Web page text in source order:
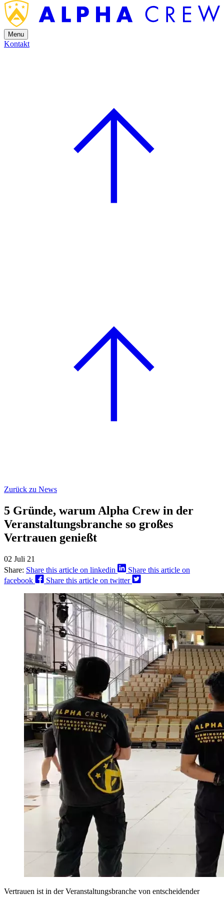
Menu
Kontakt
Zurück zu News
5 Gründe, warum Alpha Crew in der
Veranstaltungsbranche so großes
Vertrauen genießt
02 Juli 21
Share: Share this article on linkedin
Share this article on
facebook
Share this article on twitter
Vertrauen ist in der Veranstaltungsbranche von entscheidender